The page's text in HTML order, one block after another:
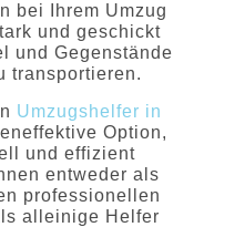
bei Ihrem Umzug
und geschickt
und Gegenstände
transportieren.
Umzugshelfer in
Option,
und effizient
entweder als
professionellen
alleinige Helfer